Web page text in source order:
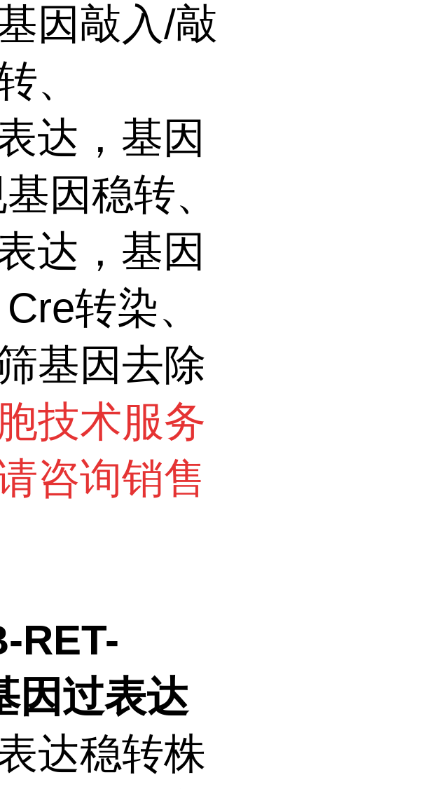
因敲入/敲
、
达，基因
因稳转、
达，基因
转染、
基因去除
技术服务
咨询销售
RET-
因过表达
达稳转株